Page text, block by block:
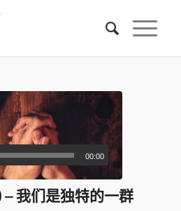
00:00
我们是独特的一群